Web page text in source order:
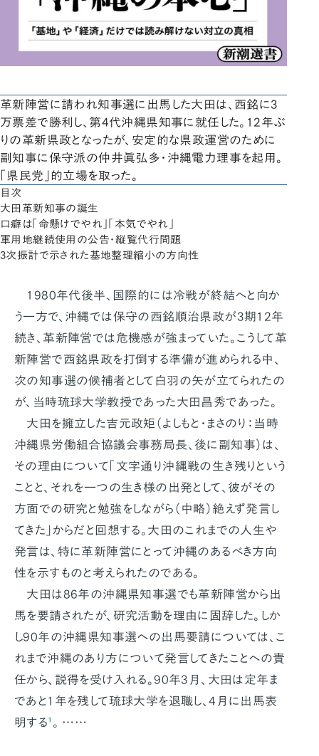
革新陣営に請われ知事選に出馬した大田は、西銘に3
万票差で勝利し、第4代沖縄県知事に就任した。12年ぶ
りの革新県政となったが、安定的な県政運営のために
副知事に保守派の仲井眞弘多・沖縄電力理事を起用。
「県民党」的立場を取った。
目次
大田革新知事の誕生
口癖は「命懸けでやれ」「本気でやれ」
軍用地継続使用の公告・縦覧代行問題
3次振計で示された基地整理縮小の方向性
1980年代後半、国際的には冷戦が終結へと向か
う一方で、沖縄では保守の西銘順治県政が3期12年
続き、革新陣営では危機感が強まっていた。こうして革
新陣営で西銘県政を打倒する準備が進められる中、
次の知事選の候補者として白羽の矢が立てられたの
が、当時琉球大学教授であった大田昌秀であった。
大田を擁立した吉元政矩（よしもと・まさのり：当時
沖縄県労働組合協議会事務局長、後に副知事）は、
その理由について「文字通り沖縄戦の生き残りという
ことと、それを一つの生き様の出発として、彼がその
方面での研究と勉強をしながら（中略）絶えず発言し
てきた」からだと回想する。大田のこれまでの人生や
発言は、特に革新陣営にとって沖縄のあるべき方向
性を示すものと考えられたのである。
大田は86年の沖縄県知事選でも革新陣営から出
馬を要請されたが、研究活動を理由に固辞した。しか
し90年の沖縄県知事選への出馬要請については、こ
れまで沖縄のあり方について発言してきたことへの責
任から、説得を受け入れる。90年3月、大田は定年ま
であと1年を残して琉球大学を退職し、4月に出馬表
明する¹ 。 ……